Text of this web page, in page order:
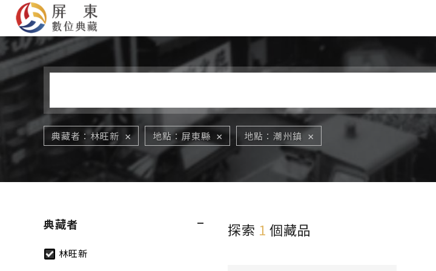
您在這裡
典藏者 林旺新 地點 屏東縣 地點 潮州鎮
探索 1 個藏品
典藏者
林旺新